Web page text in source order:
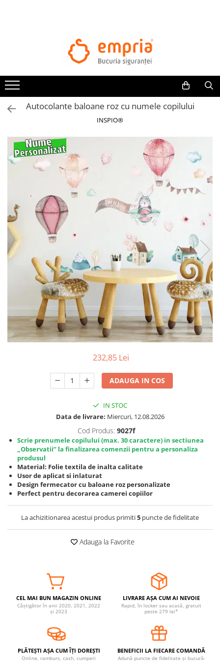
Bariere protectie pentru pat
Protectii mobilier
Protectie colturi mobila copii
Sigurante pentru sertare si usi
Sigurante geamuri si usi glisante
Kituri de siguranta pentru copii si
Protectii casa
Protectii utile
Poarta siguranta copii
Deflectoare pentru aer conditionat
Protectii exterior
Casti antifonice pentru copii si
Echipament protectie bicicleta si
ski
Accesorii auto copii
Haine plaja / inot
Ochelari de soare
Puericultura mare
Somnul bebelusului
Carucioare si scaune auto
Tarcuri copii / bebelusi
Scaune masa
Ingrijire bebe si mama
Igiena si ingrijire bebelusi
Accesorii bebelusi / nou-nascuti
Baia bebelusului
Maternitate
Jucarii copii si jocuri educative
Jucarii dentitie
Jocuri educative
Jucarii bebelusi
Autocolante baloane roz cu numele copilului
INSPIO®
232,85 Lei
ADAUGA IN COS
IN STOC
Data de livrare: Miercuri, 12.08.2026
Cod Produs: 9027f
Scrie prenumele copilului (max. 30 caractere) in sectiunea
„Observatii” la finalizarea comenzii pentru a personaliza
produsul
Material: Folie textila de inalta calitate
Usor de aplicat si inlaturat
Design fermecator cu baloane roz personalizate
Perfect pentru decorarea camerei copiilor
La achizitionarea acestui produs primiti5 puncte de fidelitate
Adauga la Favorite
CEL MAI BUN MAGAZIN ONLINE
Câștigător în anii 2020, 2021, 2022
și 2023
LIVRARE AȘA CUM AI NEVOIE
Rapid, în locker sau acasă, gratuit
peste 279 lei*
PLĂTEȘTI AȘA CUM ÎȚI DOREȘTI
Online, ramburs, cash, cumperi
BENEFICII LA FIECARE COMANDĂ
Adună puncte de fidelitate și bucură-